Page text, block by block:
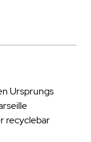
Ursprungs
recyclebar